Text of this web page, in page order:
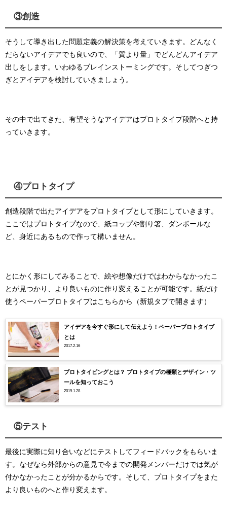
③創造
そうして導き出した問題定義の解決策を考えていきます。
どんなく
だらないアイデアでも良いので、「質より量」でどんどんアイデア
出しをします。いわゆるブレインストーミングです。 そしてつぎつ
ぎとアイデアを検討していきましょう。
その中で出てきた、有望そうなアイデアはプロトタイプ段階へと持
っていきます。
④プロトタイプ
創造段階で出たアイデアをプロトタイプとして形にしていきます。
ここではプロトタイプなので、紙コップや割り箸、ダンボールな
ど、身近にあるもので作って構いません。
とにかく形にしてみることで、絵や想像だけではわからなかったこ
とが見つかり、より良いものに作り変えることが可能です。 紙だけ
使うペーパープロトタイプはこちらから（新規タブで開きます）
アイデアを今すぐ形にして伝えよう！ペーパープロトタイプ
とは
2017.2.16
プロトタイピングとは？ プロトタイプの種類とデザイン・ツ
ールを知っておこう
2019.1.28
⑤テスト
最後に実際に知り合いなどにテストしてフィードバックをもらいま
す。 なぜなら外部からの意見で今までの開発メンバーだけでは気が
付かなかったことが分かるからです。 そして、プロトタイプをまた
より良いものへと作り変えます。